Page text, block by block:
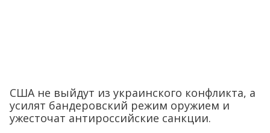
США не выйдут из украинского конфликта, а
усилят бандеровский режим оружием и
ужесточат антироссийские санкции.